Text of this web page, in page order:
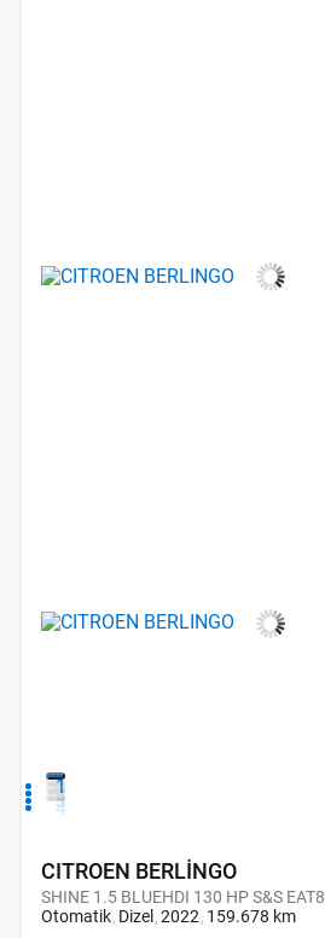
1
2
3
4
CITROEN BERLİNGO
SHINE 1.5 BLUEHDI 130 HP S&S EAT8
Otomatik Dizel2022 159.678 km